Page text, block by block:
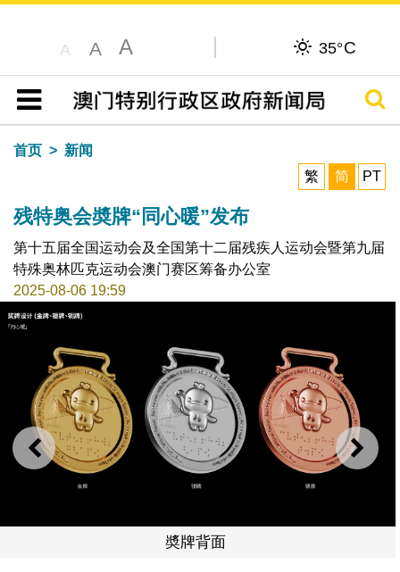
A A A 35°C
目录
搜寻
首页
新闻
繁
简 PT
残特奥会奬牌“同心暖”发布
第十五届全国运动会及全国第十二届残疾人运动会暨第九届
特殊奥林匹克运动会澳门赛区筹备办公室
2025-08-06 19:59
上一则 下一
奬牌背面